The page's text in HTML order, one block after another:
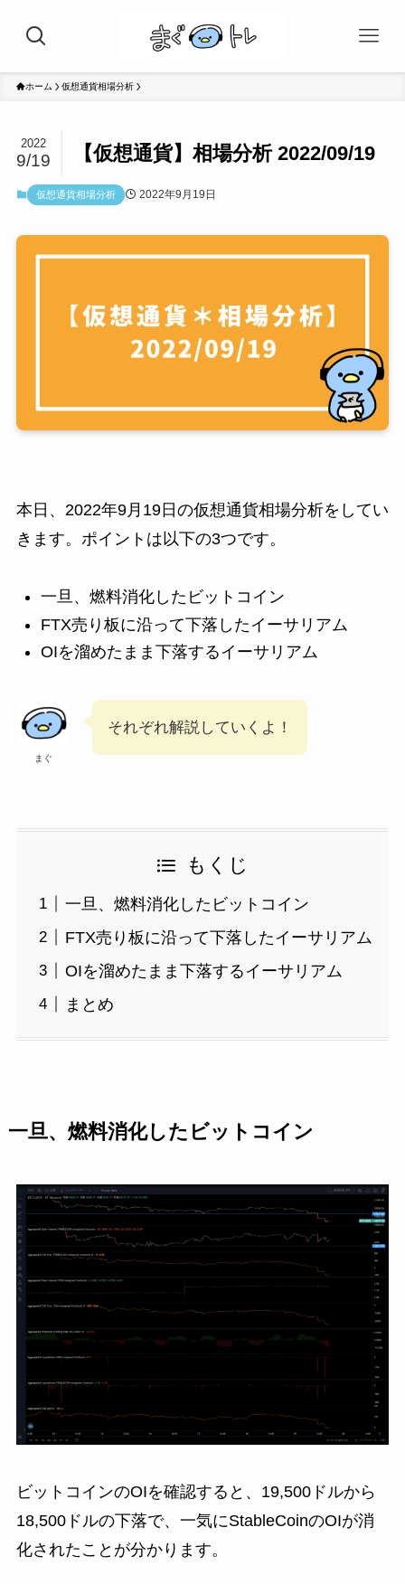
ホーム 仮想通貨相場分析
【仮想通貨】相場分析 2022/09/19
2022
9/19
仮想通貨相場分析 2022年9月19日
本日、2022年9月19日の仮想通貨相場分析をしてい
きます。ポイントは以下の3つです。
一旦、燃料消化したビットコイン
FTX売り板に沿って下落したイーサリアム
OIを溜めたまま下落するイーサリアム
まぐ
それぞれ解説していくよ！
もくじ
一旦、燃料消化したビットコイン
FTX売り板に沿って下落したイーサリアム
OIを溜めたまま下落するイーサリアム
まとめ
一旦、燃料消化したビットコイン
ビットコインのOIを確認すると、19,500ドルから
18,500ドルの下落で、一気にStableCoinのOIが消
化されたことが分かります。